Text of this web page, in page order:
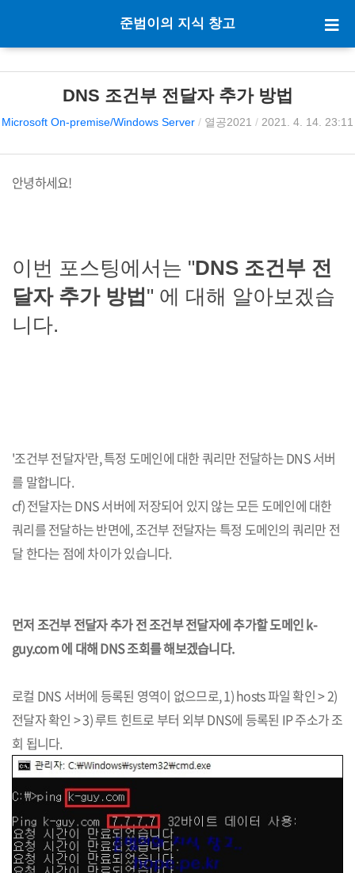
준범이의 지식 창고
DNS 조건부 전달자 추가 방법
Microsoft On-premise/Windows Server / 열공2021 / 2021. 4. 14. 23:11
안녕하세요!
이번 포스팅에서는 "DNS 조건부 전
달자 추가 방법 " 에 대해 알아보겠습
니다.
'조건부 전달자'란, 특정 도메인에 대한 쿼리만 전달하는 DNS 서버
를 말합니다.
cf) 전달자는 DNS 서버에 저장되어 있지 않는 모든 도메인에 대한
쿼리를 전달하는 반면에, 조건부 전달자는 특정 도메인의 쿼리만 전
달 한다는 점에 차이가 있습니다.
먼저 조건부 전달자 추가 전 조건부 전달자에 추가할 도메인 k-
guy.com 에 대해 DNS 조회를 해보겠습니다.
로컬 DNS 서버에 등록된 영역이 없으므로, 1) hosts 파일 확인 > 2)
전달자 확인 > 3) 루트 힌트로 부터 외부 DNS에 등록된 IP 주소가 조
회 됩니다.